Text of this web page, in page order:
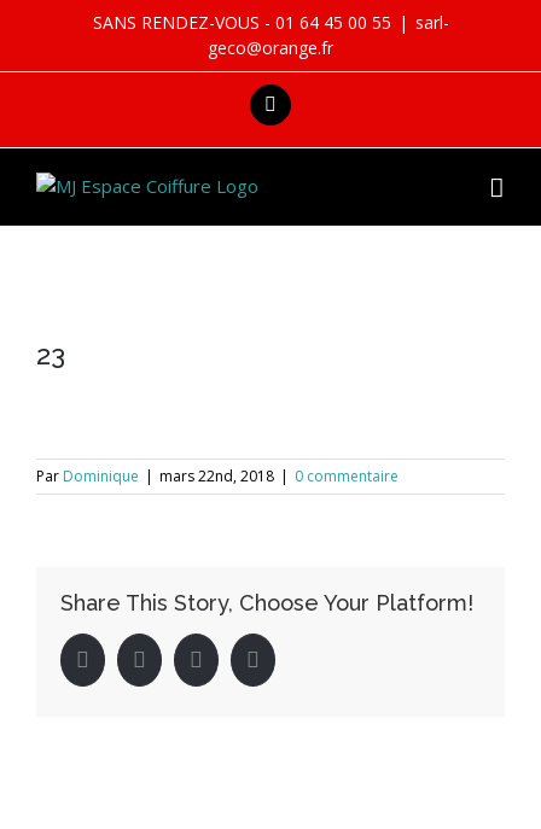
content
SANS RENDEZ-VOUS - 01 64 45 00 55 | sarl-
geco@orange.fr
facebook
23
Par Dominique | mars 22nd, 2018 | 0 commentaire
Share This Story, Choose Your Platform!
facebooktwitter linkedin pinterest